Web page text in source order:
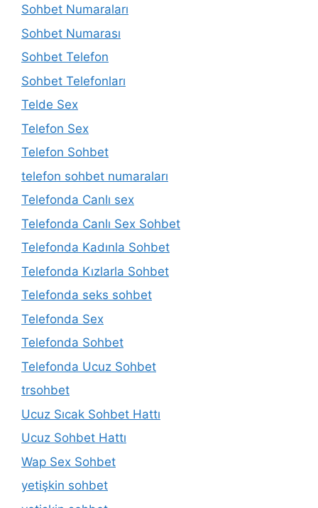
Sohbet Numaraları
Sohbet Numarası
Sohbet Telefon
Sohbet Telefonları
Telde Sex
Telefon Sex
Telefon Sohbet
telefon sohbet numaraları
Telefonda Canlı sex
Telefonda Canlı Sex Sohbet
Telefonda Kadınla Sohbet
Telefonda Kızlarla Sohbet
Telefonda seks sohbet
Telefonda Sex
Telefonda Sohbet
Telefonda Ucuz Sohbet
trsohbet
Ucuz Sıcak Sohbet Hattı
Ucuz Sohbet Hattı
Wap Sex Sohbet
yetişkin sohbet